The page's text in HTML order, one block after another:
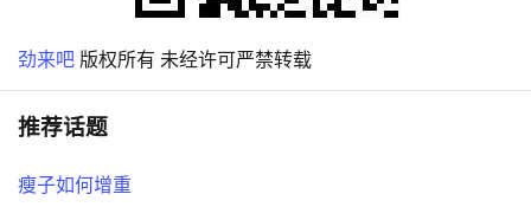
劲来吧 版权所有 未经许可严禁转载
推荐话题
瘦子如何增重